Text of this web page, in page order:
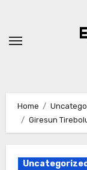
content
Home
Giresun
Uncategorized